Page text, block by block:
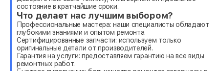
состояние в кратчайшие сроки.
Что делает нас лучшим выбором?
Профессиональные мастера: наши специалисты обладают
глубокими знаниями и опытом ремонта.
Сертифицированные запчасти: используем только
оригинальные детали от производителей.
Гарантия на услуги: предоставляем гарантию на все виды
ремонтных работ.